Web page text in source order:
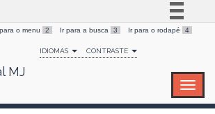
Simplifique!
Comunica BR
o menu 2 Ir para a busca 3 Ir para o rodapé 4
IDIOMAS CONTRASTE
MJ